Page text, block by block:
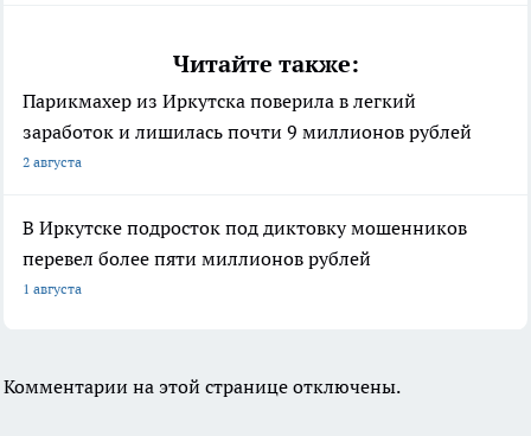
Читайте также:
Парикмахер из Иркутска поверила в легкий
заработок и лишилась почти 9 миллионов рублей
2 августа
В Иркутске подросток под диктовку мошенников
перевел более пяти миллионов рублей
1 августа
Комментарии на этой странице отключены.